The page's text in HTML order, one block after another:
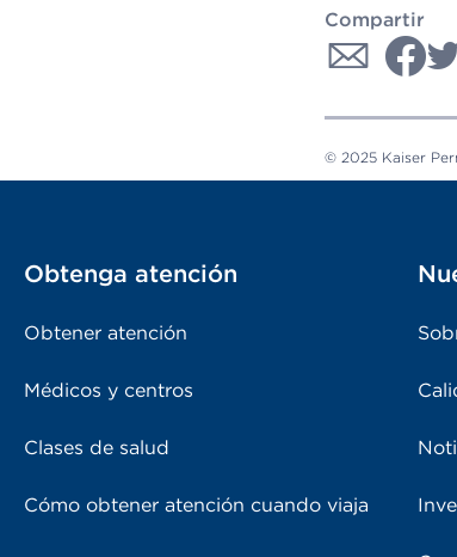
Compartir
© 2025 Kaiser
Obtenga atención
Obtener atención
Médicos y centros
Clases de salud
Cómo obtener atención cuando viaja